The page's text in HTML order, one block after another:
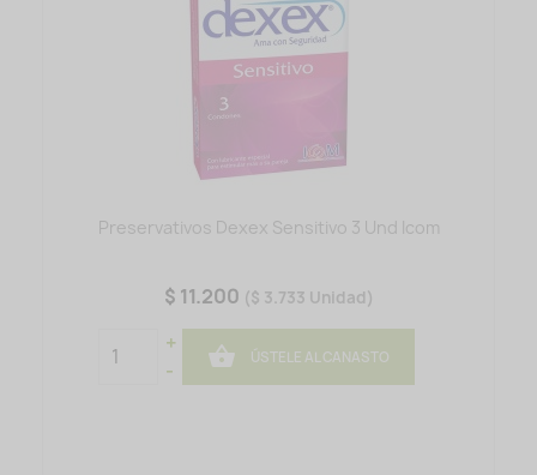
Preservativos Dexex Sensitivo 3 Und Icom
$ 11.200 ($ 3.733 Unidad)
+
-
 ÚSTELE AL CANASTO